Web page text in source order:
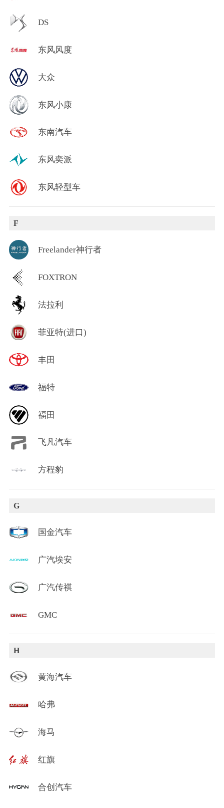
DS
东风风度
大众
东风小康
东南汽车
东风奕派
东风轻型车
F
Freelander神行者
FOXTRON
法拉利
菲亚特(进口)
丰田
福特
福田
飞凡汽车
方程豹
G
国金汽车
广汽埃安
广汽传祺
GMC
H
黄海汽车
哈弗
海马
红旗
合创汽车